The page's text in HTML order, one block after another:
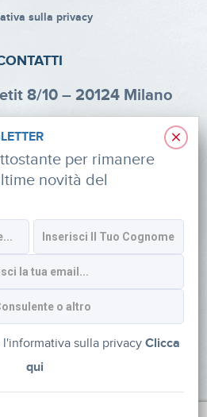
sulla privacy
8/10 – 20124 Milano
02 47924880
SOCIAL
×
per rimanere
novità del
sulla privacyClicca
qui
by